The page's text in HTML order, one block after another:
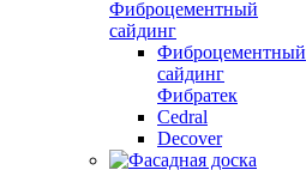
Фиброцементный
сайдинг
Фиброцементный
сайдинг
Фибратек
Cedral
Decover